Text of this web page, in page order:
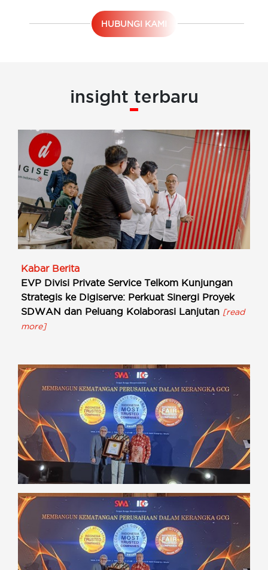
HUBUNGI KAMI
insight terbaru
Kabar Berita
EVP Divisi Private Service Telkom Kunjungan
Strategis ke Digiserve: Perkuat Sinergi Proyek
SDWAN dan Peluang Kolaborasi Lanjutan [read
more]